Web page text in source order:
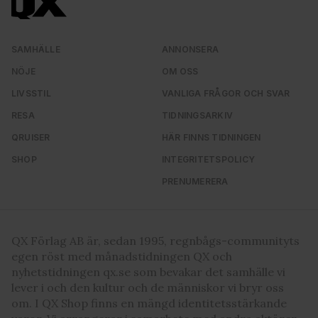
SAMHÄLLE
NÖJE
LIVSSTIL
RESA
QRUISER
SHOP
ANNONSERA
OM OSS
VANLIGA FRÅGOR OCH SVAR
TIDNINGSARKIV
HÄR FINNS TIDNINGEN
INTEGRITETSPOLICY
PRENUMERERA
QX Förlag AB är, sedan 1995, regnbågs-communityts
egen röst med månadstidningen QX och
nyhetstidningen qx.se som bevakar det samhälle vi
lever i och den kultur och de människor vi bryr oss
om. I QX Shop finns en mängd identitetsstärkande